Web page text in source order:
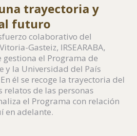
trayectoria y
futuro
colaborativo del
Gasteiz, IRSEARABA,
el Programa de
y la Universidad del País
él se recoge la trayectoria del
relatos de las personas
el Programa con relación
en adelante.